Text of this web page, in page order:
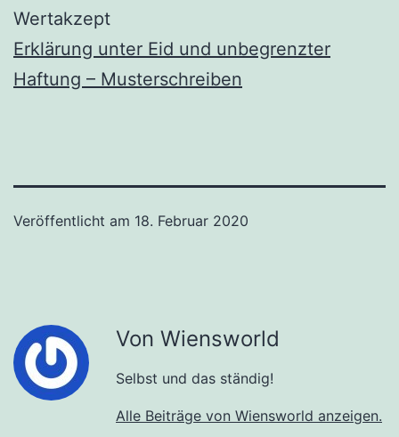
Wertakzept
Erklärung unter Eid und unbegrenzter
Haftung – Musterschreiben
Veröffentlicht am 18. Februar 2020
Von Wiensworld
Selbst und das ständig!
Alle Beiträge von Wiensworld anzeigen.